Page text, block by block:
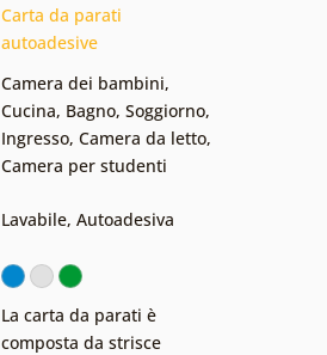
Carta da parati
autoadesive
Camera dei bambini,
Cucina, Bagno, Soggiorno,
Ingresso, Camera da letto,
Camera per studenti
Lavabile, Autoadesiva
La carta da parati è
composta da strisce